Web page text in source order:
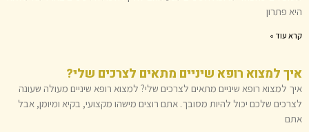
היא פתרון
קרא עוד »
איך למצוא רופא שיניים מתאים לצרכים שלי?
איך למצוא רופא שיניים מתאים לצרכים שלי? למצוא רופא שיניים מעולה שעונה
לצרכים שלכם יכול להיות מסובך. אתם רוצים מישהו מקצועי, בקיא ומיומן, אבל
אתם